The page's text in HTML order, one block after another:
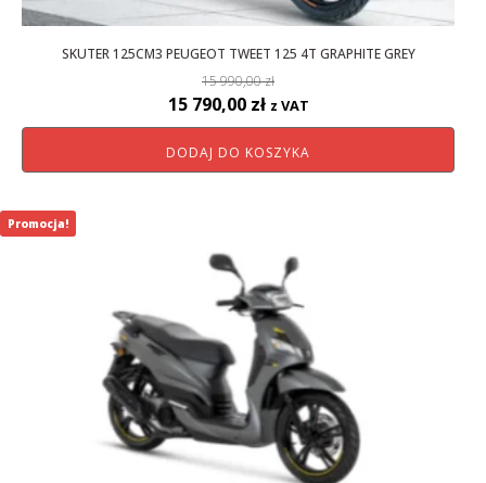
SKUTER 125CM3 PEUGEOT TWEET 125 4T GRAPHITE GREY
15 990,00zł
Pierwotna
cena
wynosiła:
15 790,00 złAktualna
cena
wynosi:
z VAT
DODAJ DO KOSZYKA
Promocja!